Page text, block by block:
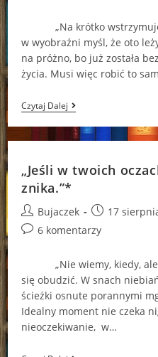
„Na krótko wstrzymuje
w wyobraźni myśl, że oto
na próżno, bo już została
życia. Musi więc robić to
Czytaj DalejCo
Przede
Mną
Ukrywasz?
„Jeśli w twoich
znika.”*
Post
author:
Bujaczek
Post
published:
17
Post6 komentarzy
„Nie wiemy, kiedy, ale
się obudzić. W snach
ścieżki osnute porannymi
Idealny moment nie czeka
nieoczekiwanie, w…